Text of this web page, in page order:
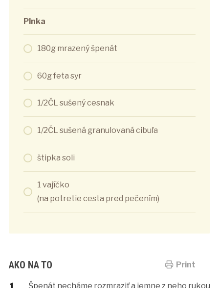
Plnka
180g mrazený špenát
60g feta syr
1/2ČL sušený cesnak
1/2ČL sušená granulovaná cibuľa
štipka soli
1 vajíčko
(na potretie cesta pred pečením)
Print
AKO NA TO
Špenát necháme rozmraziť a jemne z neho rukou